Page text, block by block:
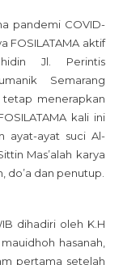
pandemi COVID-
FOSILATAMA aktif
Jl. Perintis
Semarang
menerapkan
kali ini
ayat-ayat suci Al-
Mas’alah karya
do’a dan penutup.
dihadiri oleh K.H
hasanah,
pertama setelah